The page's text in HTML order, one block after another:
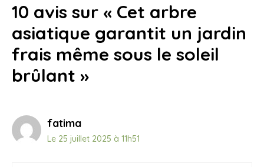
10 avis sur « Cet arbre
asiatique garantit un jardin
frais même sous le soleil
brûlant »
fatima
Le 25 juillet 2025 à 11h51